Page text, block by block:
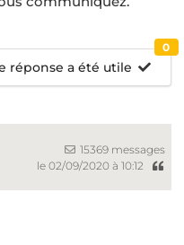
réponse a été utile
0
15369 messages
le 02/09/2020 à 10:12